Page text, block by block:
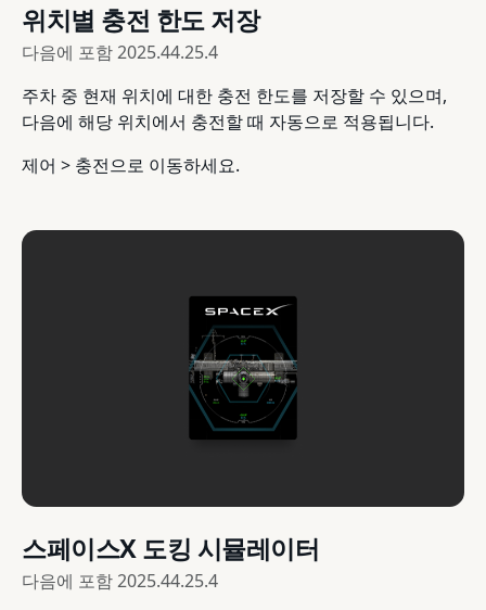
위치별 충전 한도 저장
다음에 포함2025.44.25.4
주차 중 현재 위치에 대한 충전 한도를 저장할 수 있으며,
다음에 해당 위치에서 충전할 때 자동으로 적용됩니다.
제어 > 충전으로 이동하세요.
스페이스X 도킹 시뮬레이터
다음에 포함2025.44.25.4